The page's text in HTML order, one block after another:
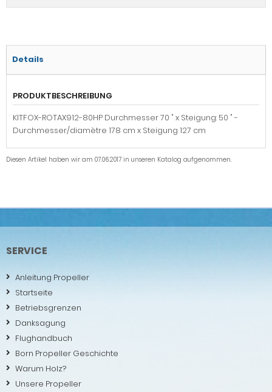
Details
PRODUKTBESCHREIBUNG
KITFOX-ROTAX912-80HP Durchmesser 70 " x Steigung: 50 " -
Durchmesser/diamètre 178 cm x Steigung 127 cm
Diesen Artikel haben wir am 07.06.2017 in unseren Katalog aufgenommen.
SERVICE
Anleitung Propeller
Startseite
Betriebsgrenzen
Danksagung
Flughandbuch
Born Propeller Geschichte
Warum Holz?
Unsere Propeller